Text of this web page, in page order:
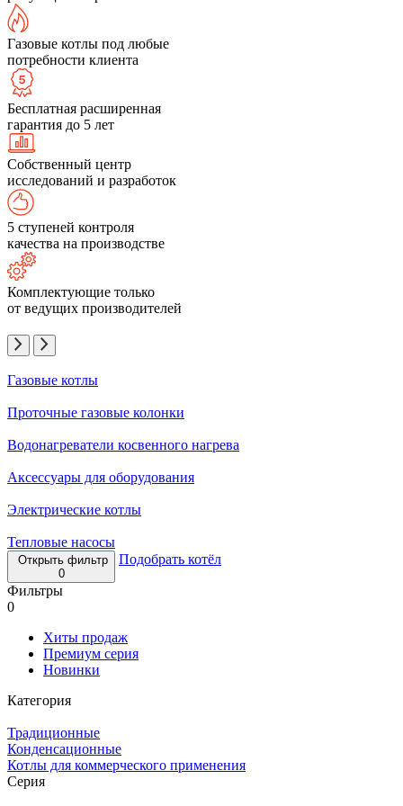
Газовые котлы под любые
потребности клиента
Бесплатная расширенная
гарантия до 5 лет
Собственный центр
исследований и разработок
5 ступеней контроля
качества на производстве
Комплектующие только
от ведущих производителей
Газовые котлы
Проточные газовые колонки
Водонагреватели косвенного нагрева
Аксессуары для оборудования
Электрические котлы
Тепловые насосы
Открыть фильтр
0
Подобрать котёл
Фильтры
0
Хиты продаж
Премиум серия
Новинки
Категория
Традиционные
Конденсационные
Котлы для коммерческого применения
Серия